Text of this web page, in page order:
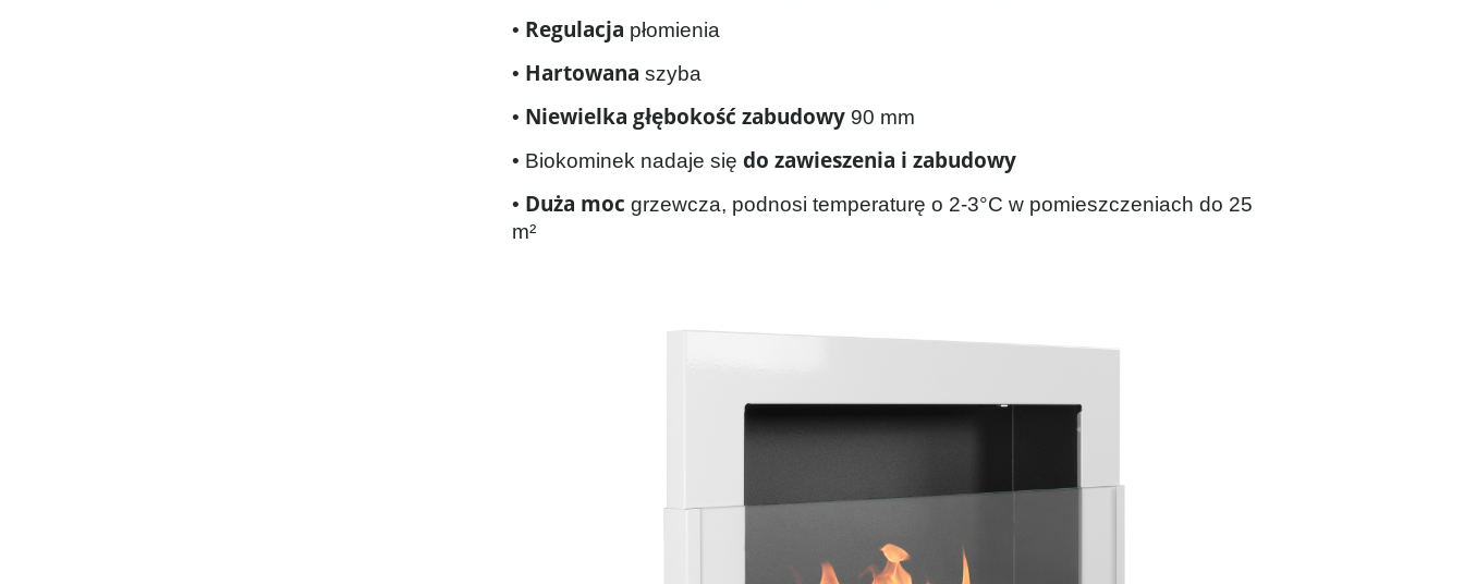
• Regulacja płomienia
• Hartowana szyba
• Niewielka głębokość zabudowy 90 mm
• Biokominek nadaje się do zawieszenia i zabudowy
• Duża moc grzewcza, podnosi temperaturę o 2-3°C w pomieszczeniach do 25
m²